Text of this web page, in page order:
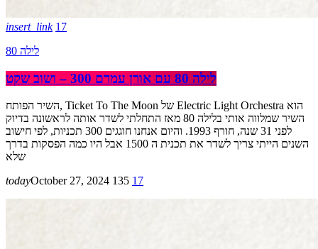
insert_link 17
לילה 80
לילה 80 עם אורן עמרם 300 – ושוב שקט
השיר הפותח, Ticket To The Moon של Electric Light Orchestra הוא
השיר שמלווה אותי בלילה 80 מאז התחלתי לשדר אותה לראשונה בדיוק
לפני 31 שנה, חורף 1993. והיום אנחנו חוגגים 300 תכניות, לפי חישוב
השנים הייתי צריך לשדר את תכנית ה 1500 אבל היו כמה הפסקות בדרך
שלא
todayOctober 27, 2024 135 17